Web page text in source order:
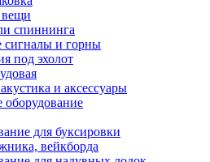
спиннинга
сигналы и горны
под эхолот
и аксессуары
оборудование
для буксировки
вейкборда